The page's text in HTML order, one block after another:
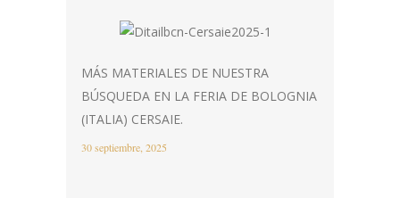
MÁS MATERIALES DE NUESTRA
BÚSQUEDA EN LA FERIA DE BOLOGNIA
(ITALIA) CERSAIE.
30 septiembre, 2025